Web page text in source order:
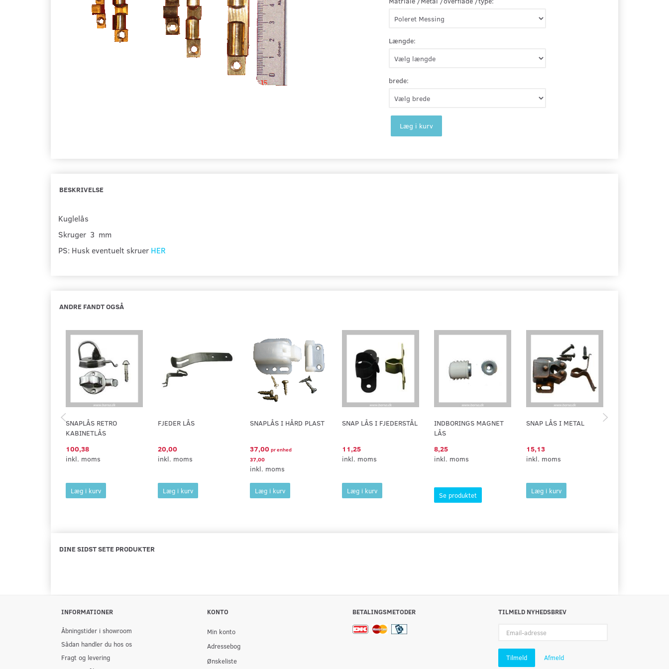
Længde:
brede:
Læg i kurv
BESKRIVELSE
Kuglelås
Skruger 3 mm
PS: Husk eventuelt skruer HER
ANDRE FANDT OGSÅ
SNAPLÅS RETRO
KABINETLÅS
100,38
inkl. moms
Læg i kurv
FJEDER LÅS
20,00
inkl. moms
Læg i kurv
SNAPLÅS I HÅRD PLAST
37,00 prenhed
37,00
inkl. moms
Læg i kurv
SNAP LÅS I FJEDERSTÅL
11,25
inkl. moms
Læg i kurv
INDBORINGS MAGNET
LÅS
8,25
inkl. moms
Se produktet
SNAP LÅS I METAL
15,13
inkl. moms
Læg i kurv
DINE SIDST SETE PRODUKTER
INFORMATIONER
Åbningstider i showroom
Sådan handler du hos os
Fragt og levering
KONTO
Min konto
Adressebog
Ønskeliste
BETALINGSMETODER
TILMELD NYHEDSBREV
adresse
Tilmeld Afmeld